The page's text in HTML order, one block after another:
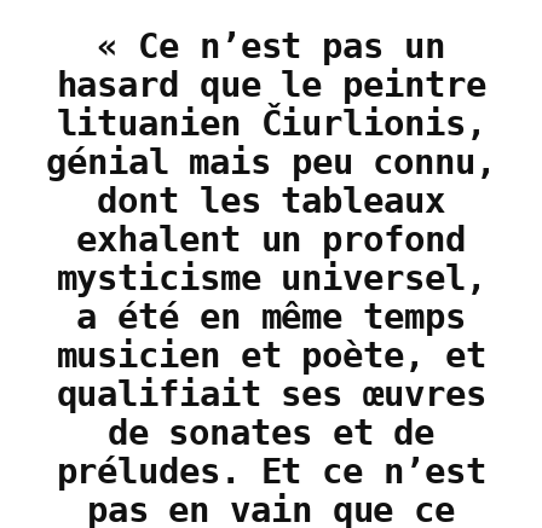
« Ce n’est pas un
hasard que le peintre
lituanien Čiurlionis,
génial mais peu connu,
dont les tableaux
exhalent un profond
mysticisme universel,
a été en même temps
musicien et poète, et
qualifiait ses œuvres
de sonates et de
préludes. Et ce n’est
pas en vain que ce